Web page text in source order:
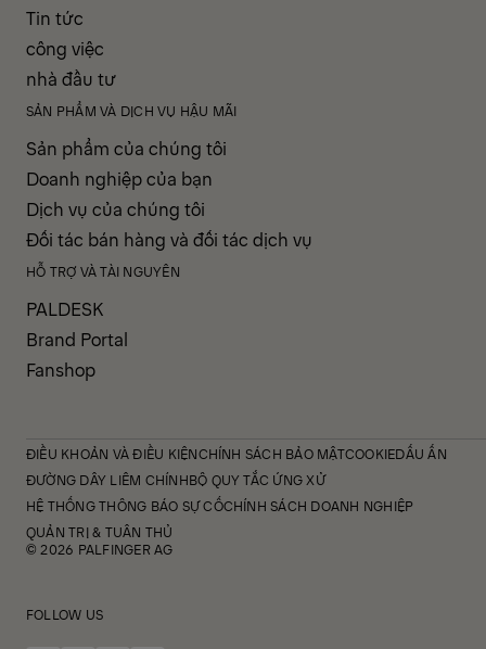
Tin tức
công việc
nhà đầu tư
SẢN PHẨM VÀ DỊCH VỤ HẬU MÃI
Sản phẩm của chúng tôi
Doanh nghiệp của bạn
Dịch vụ của chúng tôi
Đối tác bán hàng và đối tác dịch vụ
HỖ TRỢ VÀ TÀI NGUYÊN
PALDESK
Brand Portal
Fanshop
ĐIỀU KHOẢN VÀ ĐIỀU KIỆNCHÍNH SÁCH BẢO MẬTCOOKIEDẤU ẤN
ĐƯỜNG DÂY LIÊM CHÍNHBỘ QUY TẮC ỨNG XỬ
HỆ THỐNG THÔNG BÁO SỰ CỐCHÍNH SÁCH DOANH NGHIỆP
QUẢN TRỊ & TUÂN THỦ
© 2026 PALFINGER AG
FOLLOW US